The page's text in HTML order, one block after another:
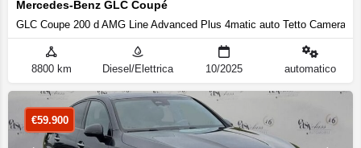
Mercedes-Benz GLC Coupé
GLC Coupe 200 d AMG Line Advanced Plus 4matic auto Tetto Camera
8800 km Diesel/Elettrica 10/2025 automatico
€59.900